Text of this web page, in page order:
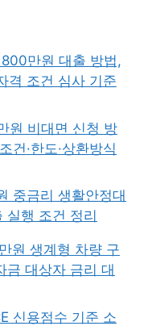
만원 대출 방법,
격 조건 심사 기준
원 비대면 신청 방
건·한도·상환방식
중금리 생활안정대
실행 조건 정리
원 생계형 차량 구
금 대상자 금리 대
신용점수 기준 소